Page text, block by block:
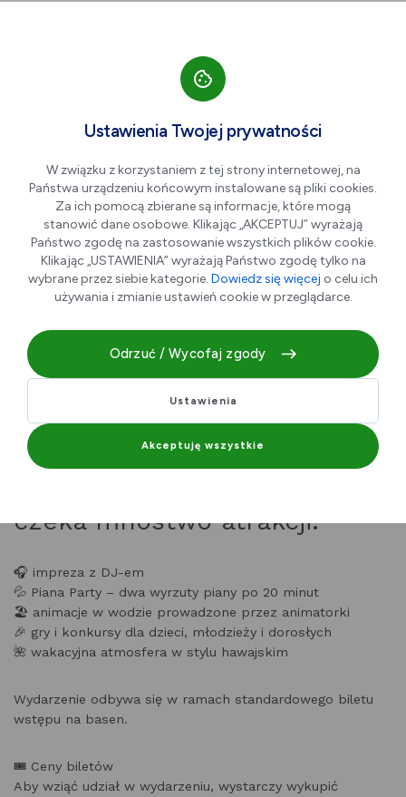
Hawaii Pool Party w
Już 28 czerwca 2026 roku w godzinach 14:00–18:00
zapraszamy na wyjątkową imprezę basenową w
hawajskim klimacie! Tego dnia Nemo – Świat Rozrywki
zamieni się w prawdziwy tropikalny raj pełen muzyki,
piany, zabawy i wakacyjnej energii.
czeka mnóstwo atrakcji:
🎧 impreza z DJ-em
💦 Piana Party – dwa wyrzuty piany po 20 minut
🏖️ animacje w wodzie prowadzone przez animatorki
🎉 gry i konkursy dla dzieci, młodzieży i dorosłych
🌺 wakacyjna atmosfera w stylu hawajskim
Wydarzenie odbywa się w ramach standardowego biletu
wstępu na basen.
🎟️ Ceny biletów
Aby wziąć udział w wydarzeniu, wystarczy wykupić
Ustawienia Twojej prywatności
W związku z korzystaniem z tej strony internetowej, na
Państwa urządzeniu końcowym instalowane są pliki cookies.
Za ich pomocą zbierane są informacje, które mogą
stanowić dane osobowe. Klikając „AKCEPTUJ” wyrażają
Państwo zgodę na zastosowanie wszystkich plików cookie.
Klikając „USTAWIENIA” wyrażają Państwo zgodę tylko na
wybrane przez siebie kategorie. Dowiedz się więcej o celu ich
używania i zmianie ustawień cookie w przeglądarce.
Odrzuć / Wycofaj zgody
Ustawienia
Akceptuję wszystkie